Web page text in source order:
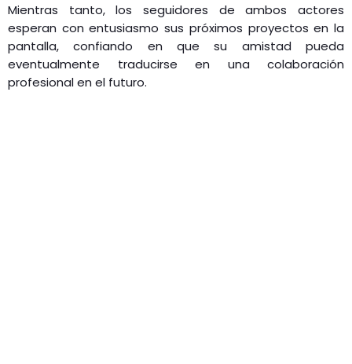
Mientras tanto, los seguidores de ambos actores
esperan con entusiasmo sus próximos proyectos en la
pantalla, confiando en que su amistad pueda
eventualmente traducirse en una colaboración
profesional en el futuro.​